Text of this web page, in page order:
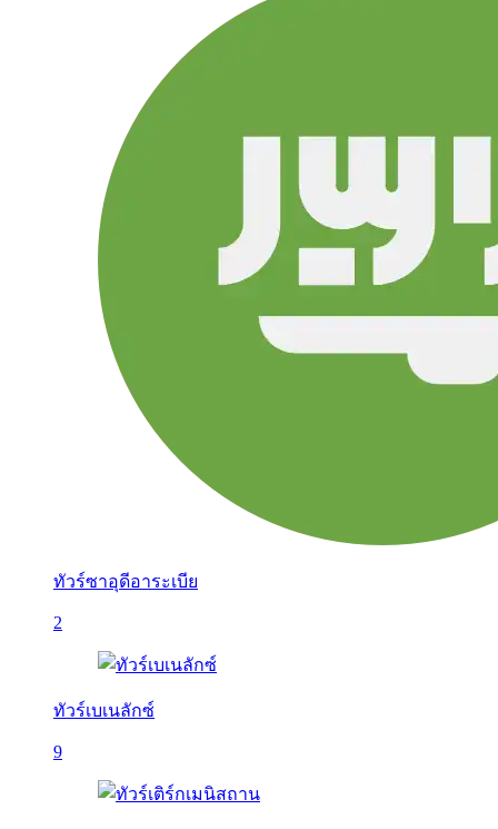
ทัวร์ซาอุดีอาระเบีย
2
ทัวร์เบเนลักซ์
9